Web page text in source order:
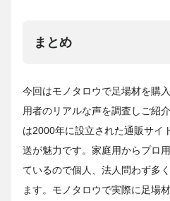
まとめ
今回はモノタロウで足場材を購
用者のリアルな声を調査しご紹
は2000年に設立された通販サイ
送が魅力です。家庭用からプロ
ているので個人、法人問わず多
ます。モノタロウで実際に足場